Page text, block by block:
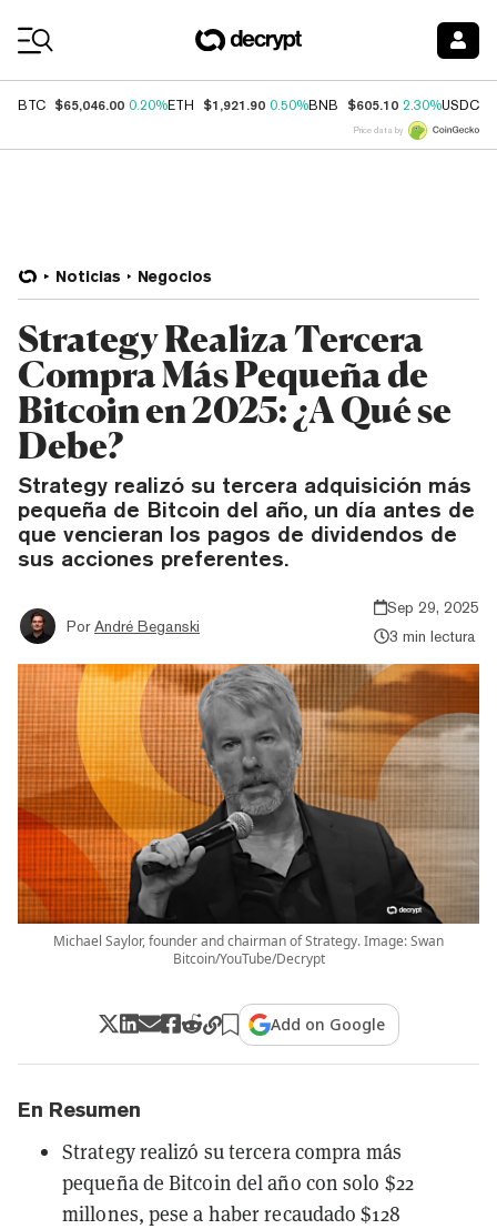
BTC $65,046.00 0.20%ETH $1,921.90 0.50%BNB $605.10 2.30%USDC
Price data by
Noticias Negocios
Strategy Realiza Tercera
Compra Más Pequeña de
Bitcoin en 2025: ¿A Qué se
Debe?
Strategy realizó su tercera adquisición más
pequeña de Bitcoin del año, un día antes de
que vencieran los pagos de dividendos de
sus acciones preferentes.
Por André Beganski
Sep 29, 2025
3 min lectura
Michael Saylor, founder and chairman of Strategy. Image: Swan
Bitcoin/YouTube/Decrypt
Add on Google
En Resumen
Strategy realizó su tercera compra más
pequeña de Bitcoin del año con solo $22
millones, pese a haber recaudado $128